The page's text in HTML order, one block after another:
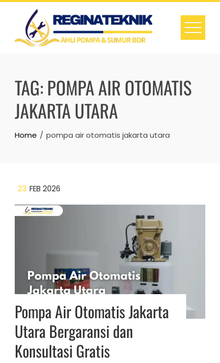
Skip
content
TAG:POMPA AIR OTOMATIS
JAKARTA UTARA
Home pompa air otomatis jakarta utara
23 FEB 2026
Pompa Air Otomatis Jakarta
Utara Bergaransi dan
Konsultasi Gratis